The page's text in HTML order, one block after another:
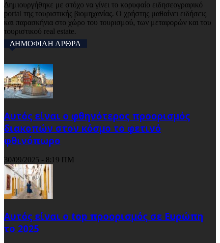
Δημιουργήθηκε με στόχο να γίνει το κορυφαίο ειδησεογραφικό
portal της τουριστικής βιομηχανίας. Ο χρήστης μαθαίνει ειδήσεις
και παρασκήνια στο χώρο του τουρισμού, των μεταφορών και του
τουριστικού real estate.
ΔΗΜΟΦΙΛΗ ΑΡΘΡΑ
Αυτός είναι ο φθηνότερος προορισμός
διακοπών στον κόσμο το φετινό
φθινόπωρο
30/09/2025 - 8:19 ΠΜ
Αυτός είναι ο top προορισμός σε Ευρώπη
το 2025